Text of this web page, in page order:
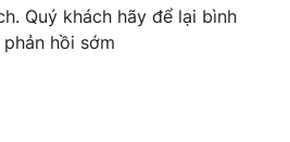
Quý khách hãy để lại bình
hồi sớm